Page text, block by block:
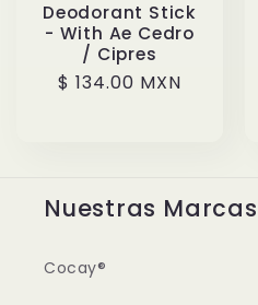
Deodorant Stick
- With Ae Cedro
/ Cipres
Regular
$ 134.00 MXN
Nuestras Marcas
Cocay®